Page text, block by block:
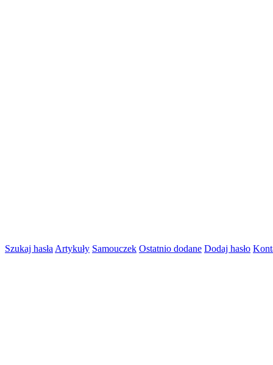
Szukaj hasła Artykuły Samouczek Ostatnio dodane Dodaj hasło